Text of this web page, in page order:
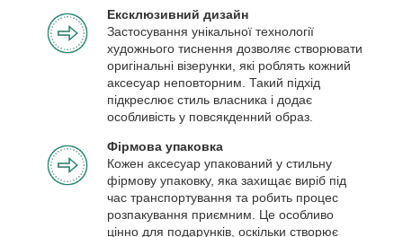
Ексклюзивний дизайн
Застосування унікальної технології
художнього тиснення дозволяє створювати
оригінальні візерунки, які роблять кожний
аксесуар неповторним. Такий підхід
підкреслює стиль власника і додає
особливість у повсякденний образ.
Фірмова упаковка
Кожен аксесуар упакований у стильну
фірмову упаковку, яка захищає виріб під
час транспортування та робить процес
розпакування приємним. Це особливо
цінно для подарунків, оскільки створює